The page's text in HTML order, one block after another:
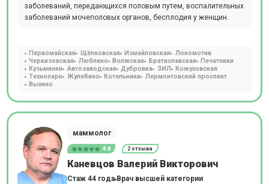
заболеваний, передающихся половым путем, воспалительных
заболеваний мочеполовых органов, бесплодия у женщин.
Первомайская Щёлковская Измайловская
Локомотив
Черкизовская
Люблино Волжская Братиславская
Печатники
Кузьминки
Автозаводская Дубровка ЗИЛ
Кожуховская
Технопарк
Жулебино Котельники
Лермонтовский проспект
Выхино
маммолог
4.8 2 отзыва
Каневцов Валерий Викторович
Стаж 44 года Врач высшей категории